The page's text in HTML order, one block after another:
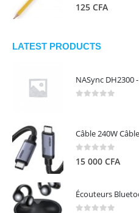
125 CFA
LATEST PRODUCTS
NASync DH2300
0 out of 5
15 000 CFA